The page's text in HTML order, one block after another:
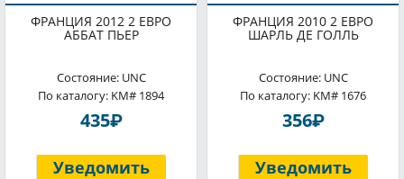
ФРАНЦИЯ 2012 2 ЕВРО
АББАТ ПЬЕР
Состояние: UNC
По каталогу: KM# 1894
435P
Уведомить
ФРАНЦИЯ 2010 2 ЕВРО
ШАРЛЬ ДЕ ГОЛЛЬ
Состояние: UNC
По каталогу: KM# 1676
356P
Уведомить